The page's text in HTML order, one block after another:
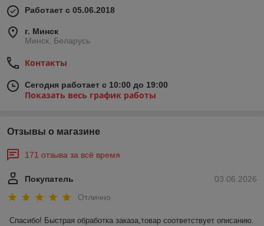
Работает с 05.06.2018
г. Минск
Минск, Беларусь
Контакты
Сегодня работает с 10:00 до 19:00
Показать весь график работы
Отзывы о магазине
171 отзыва за всё время
03.06.2026
Покупатель
Отлично
Спасибо! Быстрая обработка заказа,товар соответствует описанию.